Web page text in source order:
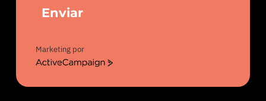
Enviar
Marketing por
ActiveCampaign